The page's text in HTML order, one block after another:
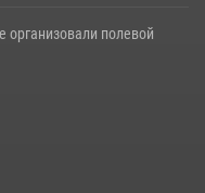
организовали полевой